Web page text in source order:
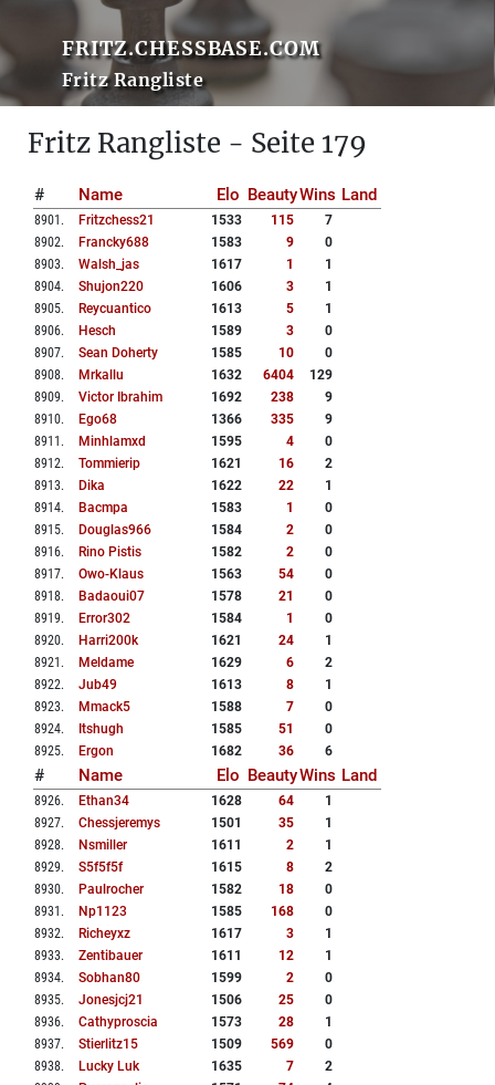
FRITZ.CHESSBASE.COM
Fritz Rangliste
Fritz Rangliste - Seite 179
# Name Elo BeautyWins Land
8901 . Fritzchess21 1533 115
7
8902. Francky688 1583 9
0
8903. Walsh_jas 1617 1
1
8904. Shujon220 1606 3
1
8905. Reycuantico 1613 5
1
8906. Hesch 1589 3
0
8907. Sean Doherty 1585 10
0
8908. Mrkallu 1632 6404
129
8909. Victor Ibrahim 1692 238
9
8910. Ego68 1366 335
9
8911 . Minhlamxd 1595 4
0
8912. Tommierip 1621 16
2
8913. Dika 1622 22
1
8914. Bacmpa 1583 1
0
8915. Douglas966 1584 2
0
8916. Rino Pistis 1582 2
0
8917. Owo-Klaus 1563 54
0
8918. Badaoui07 1578 21
0
8919. Error302 1584 1
0
8920. Harri200k 1621 24
1
8921 . Meldame 1629 6
2
8922. Jub49 1613 8
1
8923. Mmack5 1588 7
0
8924. Itshugh 1585 51
0
8925. Ergon 1682 36 6
# Name Elo BeautyWins Land
8926. Ethan34 1628 64
1
8927. Chessjeremys 1501 35
1
8928. Nsmiller 1611 2
1
8929. S5f5f5f 1615 8
2
8930. Paulrocher 1582 18
0
8931 . Np1123 1585 168
0
8932. Richeyxz 1617 3
1
8933. Zentibauer 1611 12
1
8934. Sobhan80 1599 2
0
8935. Jonesjcj21 1506 25
0
8936. Cathyproscia 1573 28
1
8937. Stierlitz15 1509 569
0
8938. Lucky Luk 1635 7
2